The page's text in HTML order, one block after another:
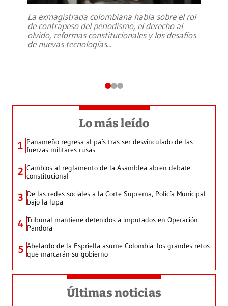
La exmagistrada colombiana habla sobre el rol
de contrapeso del periodismo, el derecho al
olvido, reformas constitucionales y los desafíos
de nuevas tecnologías...
Lo más leído
1 Panameño regresa al país tras ser desvinculado de las
fuerzas militares rusas
2 Cambios al reglamento de la Asamblea abren debate
constitucional
3 De las redes sociales a la Corte Suprema, Policía Municipal
bajo la lupa
4 Tribunal mantiene detenidos a imputados en Operación
Pandora
5 Abelardo de la Espriella asume Colombia: los grandes retos
que marcarán su gobierno
Últimas noticias